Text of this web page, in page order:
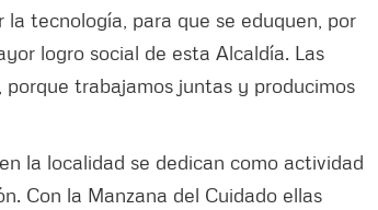
tecnología, para que se eduquen, por
logro social de esta Alcaldía. Las
trabajamos juntas y producimos
la localidad se dedican como actividad
Con la Manzana del Cuidado ellas